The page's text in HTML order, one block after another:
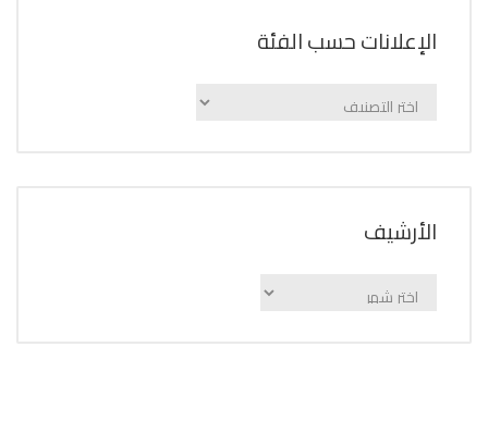
الإعلانات حسب الفئة
الإعلانات
اﻷرشيف
اﻷرشيف